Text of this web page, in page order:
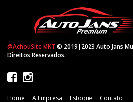
@AchouSite MKT © 2019|2023 Auto Jans
Direitos Reservados.
Home A Empresa Estoque Contato